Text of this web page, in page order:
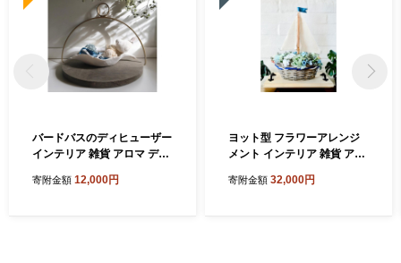
バードバスのディヒューザー
インテリア 雑貨 アロマ ディ
グランス 小鳥 置物 オブジェ
寄附金額 12,000円
ヨット型 フラワーアレンジ
メント インテリア 雑貨 アー
花 海 夏 マリンスタイル 木製
寄附金額 32,000円